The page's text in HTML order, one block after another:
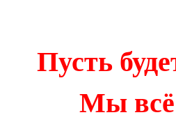
Пусть
Мы всё